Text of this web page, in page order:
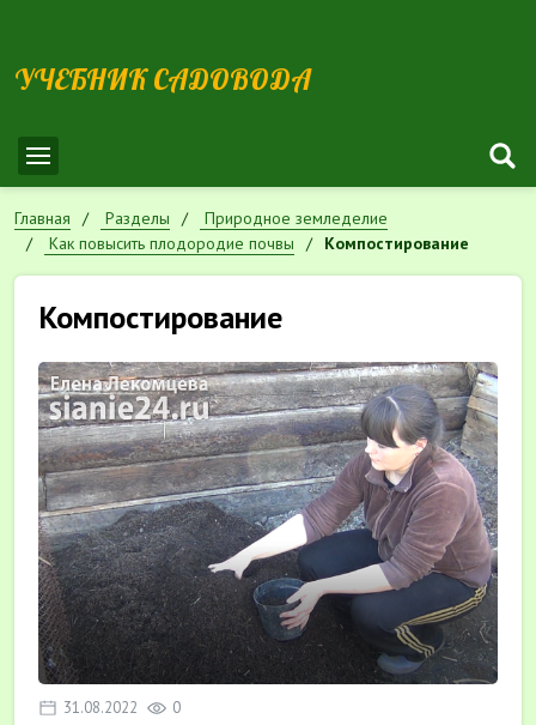
УЧЕБНИК САДОВОДА
Главная Разделы
Природное земледелие
Как повысить плодородие почвы
Компостирование
Компостирование
31.08.2022 0